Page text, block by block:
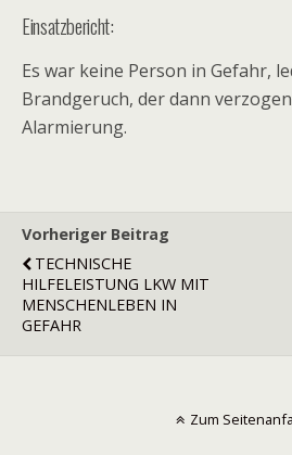
Einsatzbericht:
Es war keine Person in Gefahr,
Brandgeruch, der dann
Alarmierung.
Vorheriger Beitrag
TECHNISCHE
HILFELEISTUNG LKW MIT
MENSCHENLEBEN IN
GEFAHR
Zum